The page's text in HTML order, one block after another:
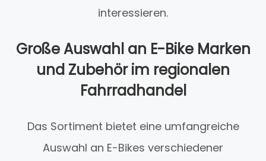
interessieren.
Große Auswahl an E-Bike Marken
und Zubehör im regionalen
Fahrradhandel
Das Sortiment bietet eine umfangreiche
Auswahl an E-Bikes verschiedener